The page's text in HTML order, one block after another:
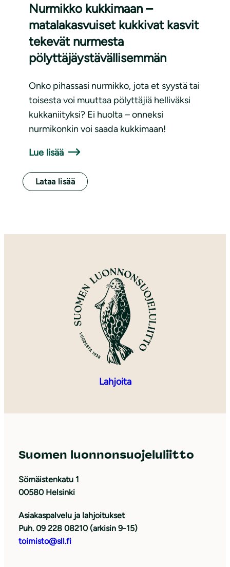
Nurmikko kukkimaan –
matalakasvuiset kukkivat kasvit
tekevät nurmesta
pölyttäjäystävällisemmän
Onko pihassasi nurmikko, jota et syystä tai
toisesta voi muuttaa pölyttäjiä helliväksi
kukkaniityksi? Ei huolta – onneksi
nurmikonkin voi saada kukkimaan!
Lue lisää
Lataa lisää
Lahjoita
Suomen luonnonsuojeluliitto
Sörnäistenkatu 1
00580 Helsinki
Asiakaspalvelu ja lahjoitukset
Puh. 09 228 08210 (arkisin 9-15)
toimisto@sll.fi